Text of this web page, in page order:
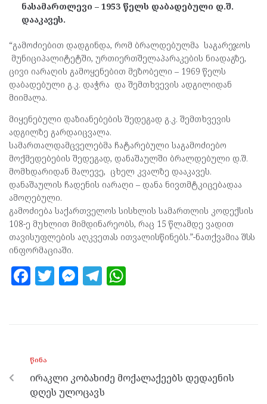
ნასამართლევი – 1953 წელს დაბადებული დ.შ.
დააკავეს.
“გამოძიებით დადგინდა, რომ ბრალდებულმა საგარეჯოს
მუნიციპალიტეტში, ურთიერთშელაპარაკების ნიადაგზე,
ცივი იარაღის გამოყენებით მეზობელი – 1969 წელს
დაბადებული გ.კ. დაჭრა და შემთხვევის ადგილიდან
მიიმალა.
მიყენებული დაზიანებების შედეგად გ.კ. შემთხვევის
ადგილზე გარდაიცვალა.
სამართალდამცველებმა ჩატარებული საგამოძიებო
მოქმედებების შედეგად, დანაშაულში ბრალდებული დ.შ.
მომხდარიდან მალევე, ცხელ კვალზე დააკავეს.
დანაშაულის ჩადენის იარაღი – დანა ნივთმტკიცებადაა
ამოღებული.
გამოძიება საქართველოს სისხლის სამართლის კოდექსის
108-ე მუხლით მიმდინარეობს, რაც 15 წლამდე ვადით
თავისუფლების აღკვეთას ითვალისწინებს.”-ნათქვამია შსს
ინფორმაციაში.
F
o
o
k
T M
er
T
m p
p
ᲬᲘᲜᲐ
ირაკლი კობახიძე მოქალაქეებს დედაენის
დღეს ულოცავს